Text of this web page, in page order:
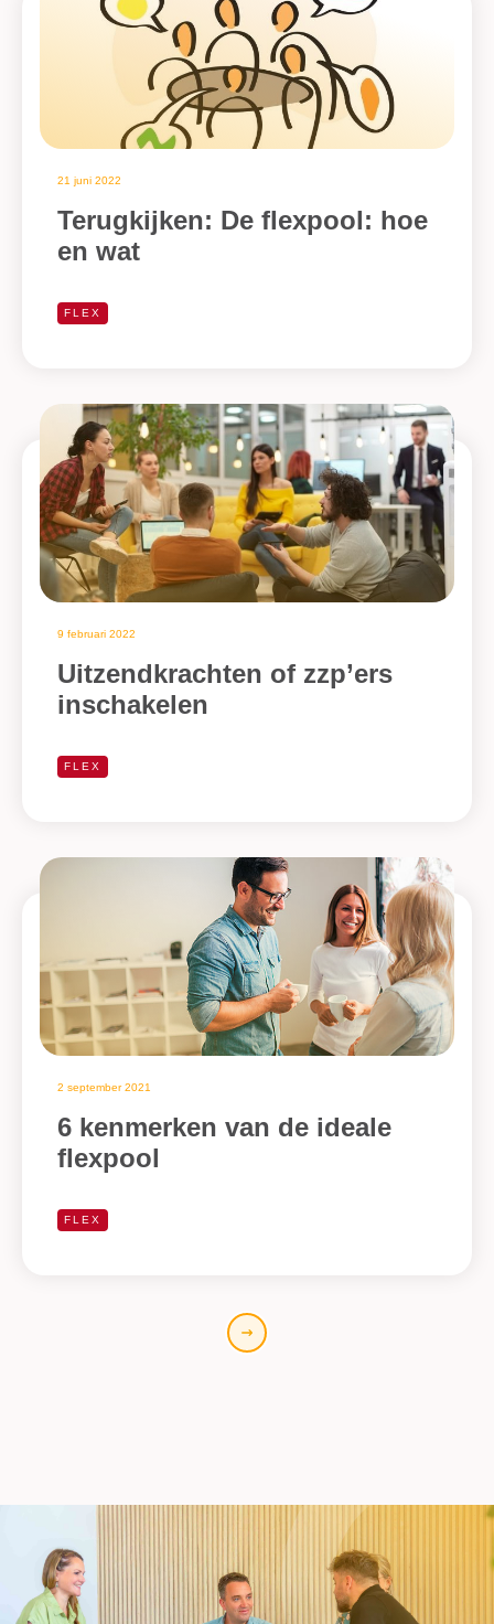
21 juni 2022
Terugkijken: De flexpool: hoe
en wat
FLEX
9 februari 2022
Uitzendkrachten of zzp’ers
inschakelen
FLEX
2 september 2021
6 kenmerken van de ideale
flexpool
FLEX